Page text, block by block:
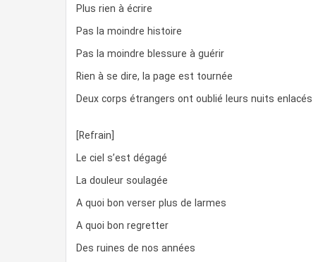
Plus rien à écrire
Pas la moindre histoire
Pas la moindre blessure à guérir
Rien à se dire, la page est tournée
Deux corps étrangers ont oublié leurs nuits enlacés
[Refrain]
Le ciel s’est dégagé
La douleur soulagée
A quoi bon verser plus de larmes
A quoi bon regretter
Des ruines de nos années